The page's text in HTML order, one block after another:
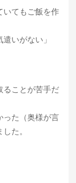
いてもご飯を作
いがない」
ることが苦手だ
った（奥様が言
た。